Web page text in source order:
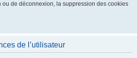
de déconnexion, la suppression des cookies
de l’utilisateur